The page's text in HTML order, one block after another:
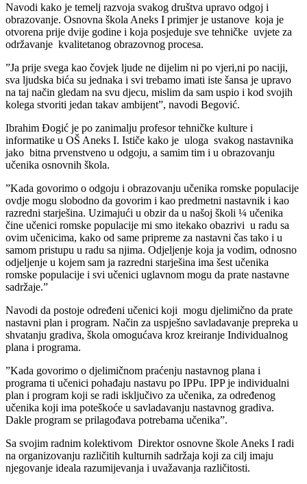
Navodi kako je temelj razvoja svakog društva upravo odgoj i
obrazovanje. Osnovna škola Aneks I primjer je ustanove koja je
otvorena prije dvije godine i koja posjeduje sve tehničke uvjete za
održavanje kvalitetanog obrazovnog procesa.
”Ja prije svega kao čovjek ljude ne dijelim ni po vjeri,ni po naciji,
sva ljudska bića su jednaka i svi trebamo imati iste šansa je upravo
na taj način gledam na svu djecu, mislim da sam uspio i kod svojih
kolega stvoriti jedan takav ambijent”, navodi Begović.
Ibrahim Đogić je po zanimalju profesor tehničke kulture i
informatike u OŠ Aneks I. Ističe kako je uloga svakog nastavnika
jako bitna prvenstveno u odgoju, a samim tim i u obrazovanju
učenika osnovnih škola.
”Kada govorimo o odgoju i obrazovanju učenika romske populacije
ovdje mogu slobodno da govorim i kao predmetni nastavnik i kao
razredni starješina. Uzimajući u obzir da u našoj školi ¼ učenika
čine učenici romske populacije mi smo itekako obazrivi u radu sa
ovim učenicima, kako od same pripreme za nastavni čas tako i u
samom pristupu u radu sa njima. Odjeljenje koja ja vodim, odnosno
odjeljenje u kojem sam ja razredni starješina ima šest učenika
romske populacije i svi učenici uglavnom mogu da prate nastavne
sadržaje.”
Navodi da postoje određeni učenici koji mogu djelimično da prate
nastavni plan i program. Način za uspješno savladavanje prepreka u
shvatanju gradiva, škola omogućava kroz kreiranje Individualnog
plana i programa.
”Kada govorimo o djelimičnom praćenju nastavnog plana i
programa ti učenici pohađaju nastavu po IPPu. IPP je individualni
plan i program koji se radi isključivo za učenika, za određenog
učenika koji ima poteškoće u savladavanju nastavnog gradiva.
Dakle program se prilagođava potrebama učenika”.
Sa svojim radnim kolektivom Direktor osnovne škole Aneks I radi
na organizovanju različitih kulturnih sadržaja koji za cilj imaju
njegovanje ideala razumijevanja i uvažavanja različitosti.